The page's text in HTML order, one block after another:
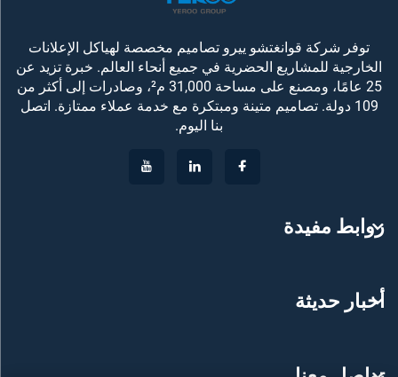
توفر شركة قوانغتشو ييرو تصاميم مخصصة لهياكل الإعلانات
الخارجية للمشاريع الحضرية في جميع أنحاء العالم. خبرة تزيد عن
25 عامًا، ومصنع على مساحة 31,000 م²، وصادرات إلى أكثر من
109 دولة. تصاميم متينة ومبتكرة مع خدمة عملاء ممتازة. اتصل
بنا اليوم.
روابط مفيدة
أخبار حديثة